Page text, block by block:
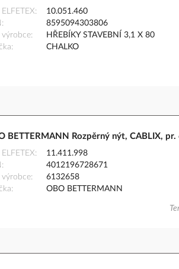
ELFETEX
10.051.460
8595094303806
výrobce
HŘEBÍKY STAVEBNÍ 3,1 X 80
CHALKO
BETTERMANN Rozpěrný nýt, CABLIX,
ELFETEX
11.411.998
4012196728671
výrobce
6132658
OBO BETTERMANN